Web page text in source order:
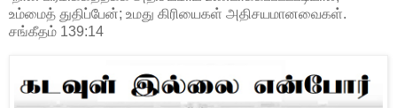
உம்மைத் துதிப்பேன்; உமது கிரியைகள் அதிசயமானவைகள்.
சங்கீதம் 139:14